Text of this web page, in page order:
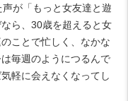
が「もっと女友達と遊
ら、 30歳を超えると女
ことで忙しく、なかな
毎週のようにつるんで
軽に会えなくなってし